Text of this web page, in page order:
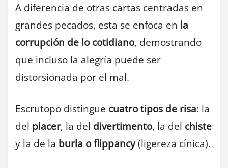
A diferencia de otras cartas centradas en
grandes pecados, esta se enfoca en la
corrupción de lo cotidiano, demostrando
que incluso la alegría puede ser
distorsionada por el mal.
Escrutopo distingue cuatro tipos de risa: la
del placer, la del divertimento, la del chiste
y la de la burla o flippancy(ligereza cínica).